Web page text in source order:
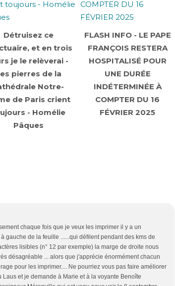
Détruisez ce
et en trois
je le relèverai -
pierres de la
Notre-
de Paris crient
- Homélie
Pâques
FLASH INFO - LE PAPE
FRANÇOIS RESTERA
HOSPITALISÉ POUR
UNE DURÉE
INDÉTERMINÉE À
COMPTER DU 16
FÉVRIER 2025
chaque fois que je veux les imprimer il y a un
gauche de la feuille ......qui défilent pendant des kms de
lisibles (n° 12 par exemple) la marge de droite nous
désagréable ... alors que j'apprécie énormément chacun
pour les imprimer.... Ne pourriez vous pas faire améliorer
et je demande à Marie et à la voyante Benoîte